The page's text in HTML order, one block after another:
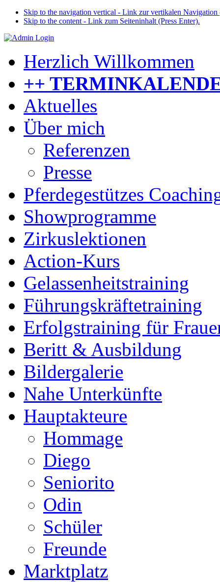
Skip to the navigation vertical - Link zur vertikalen Navigation
Skip to the content - Link zum Seiteninhalt (Press Enter).
Herzlich Willkommen
++
Aktuelles
Über mich
Referenzen
Presse
Pferdegestützes
Showprogramme
Zirkuslektionen
Action-Kurs
Gelassenheitstraining
Führungskräftetraining
Erfolgstraining für
Beritt & Ausbildung
Bildergalerie
Nahe Unterkünfte
Hauptakteure
Hommage
Diego
Seniorito
Odin
Schüler
Freunde
Marktplatz